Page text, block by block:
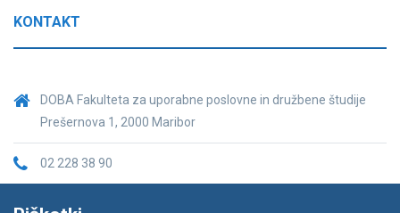
KONTAKT
DOBA Fakulteta za uporabne poslovne in družbene študije
Prešernova 1, 2000 Maribor
02 228 38 90
fakulteta@doba.si